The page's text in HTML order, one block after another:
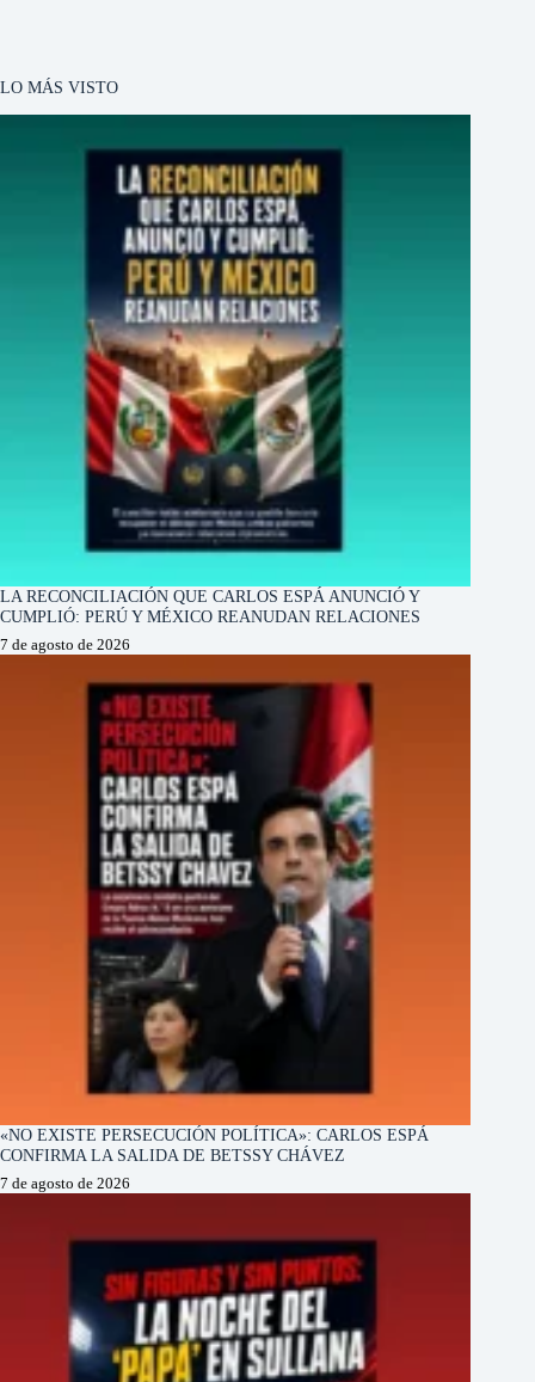
LO MÁS VISTO
LA RECONCILIACIÓN QUE CARLOS ESPÁ ANUNCIÓ Y
CUMPLIÓ: PERÚ Y MÉXICO REANUDAN RELACIONES
7 de agosto de 2026
«NO EXISTE PERSECUCIÓN POLÍTICA»: CARLOS ESPÁ
CONFIRMA LA SALIDA DE BETSSY CHÁVEZ
7 de agosto de 2026